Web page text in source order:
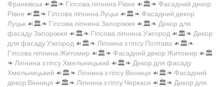
Франківськ ☙🏛️❧ Гіпсова ліпнина Рівне ☙🏛️❧ Фасадний декор
Рівне ☙🏛️❧ Гіпсова ліпнина Луцьк ☙🏛️❧ Фасадний декор
Луцьк ☙🏛️❧ Гіпсова ліпнина Запоріжжя ☙🏛️❧ Декор для
фасаду Запоріжжя ☙🏛️❧ Гіпсова ліпнина Ужгород ☙🏛️❧ Декор
для фасаду Ужгород ☙🏛️❧ Ліпнина з гіпсу Полтава ☙🏛️❧
Гіпсова ліпнина Житомир ☙🏛️❧ Фасадний декор Житомир ☙🏛️
❧ Ліпнина з гіпсу Хмельницький ☙🏛️❧ Декор для фасаду
Хмельницький ☙🏛️❧ Ліпнина з гіпсу Вінниця ☙🏛️❧ Фасадний
декор Вінниця ☙🏛️❧ Ліпнина з гіпсу Черкаси ☙🏛️❧ Декор для